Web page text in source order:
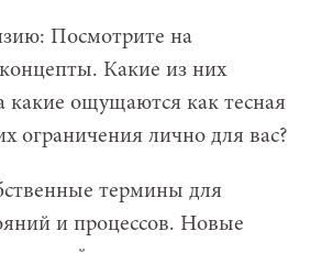
Посмотрите на
Какие из них
какие ощущаются как тесная
ограничения лично для вас?
термины для
и процессов. Новые